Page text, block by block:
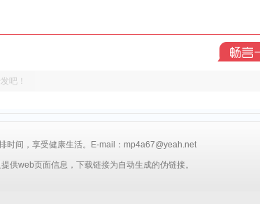
吧！
时间，享受健康生活。E-mail：mp4a67@yeah.net
供web页面信息，下载链接为自动生成的伪链接。